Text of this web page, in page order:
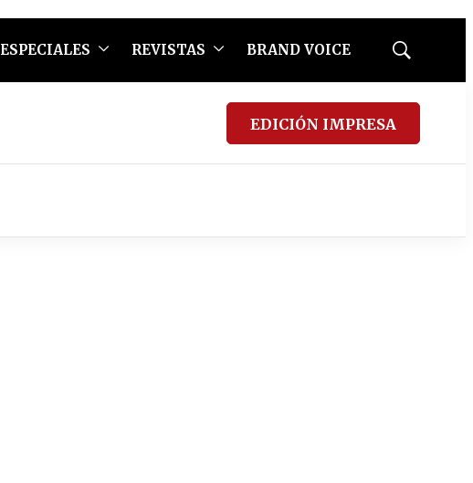
ESPECIALES REVISTAS BRAND VOICE
Mostrar
EDICIÓN IMPRESA